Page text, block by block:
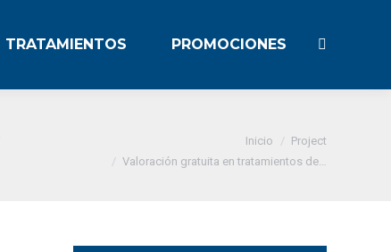
TRATAMIENTOS PROMOCIONES Buscar:
Inicio
Project
Valoración gratuita en tratamientos de…